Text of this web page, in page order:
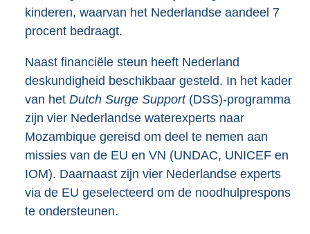
kinderen, waarvan het Nederlandse aandeel 7
procent bedraagt.
Naast financiële steun heeft Nederland
deskundigheid beschikbaar gesteld. In het kader
van het Dutch Surge Support(DSS)-programma
zijn vier Nederlandse waterexperts naar
Mozambique gereisd om deel te nemen aan
missies van de EU en VN (UNDAC, UNICEF en
IOM). Daarnaast zijn vier Nederlandse experts
via de EU geselecteerd om de noodhulprespons
te ondersteunen.